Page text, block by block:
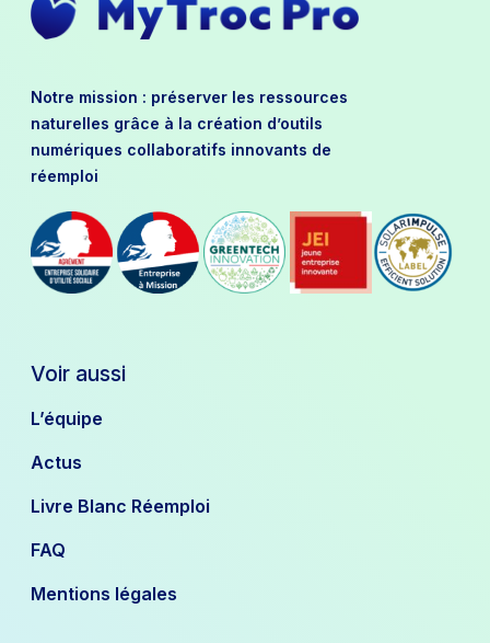
Notre mission : préserver les ressources
naturelles grâce à la création d’outils
numériques collaboratifs innovants de
réemploi
Voir aussi
L’équipe
Actus
Livre Blanc Réemploi
FAQ
Mentions légales